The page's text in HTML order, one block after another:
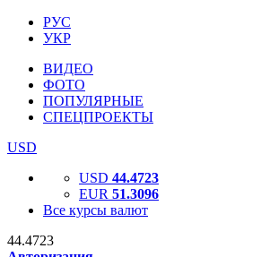
РУС
УКР
ВИДЕО
ФОТО
ПОПУЛЯРНЫЕ
СПЕЦПРОЕКТЫ
USD
USD 44.4723
EUR 51.3096
Все курсы валют
44.4723